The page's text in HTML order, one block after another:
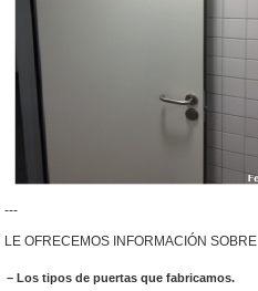
---
LE OFRECEMOS INFORMACIÓN SOBRE
– Los tipos de puertas que fabricamos.